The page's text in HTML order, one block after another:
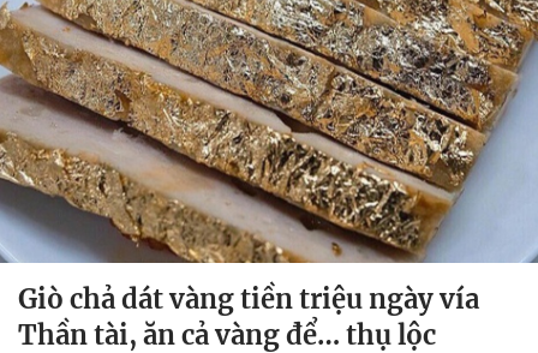
Giò chả dát vàng tiền triệu ngày vía
Thần tài, ăn cả vàng để… thụ lộc